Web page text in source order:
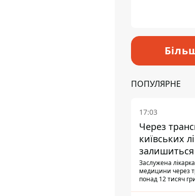
ПОПУЛЯРНЕ
17:03
Через
київських
залишиться
санітарок -
Голубовська
Заслужена
медицини через
понад 12 тисяч